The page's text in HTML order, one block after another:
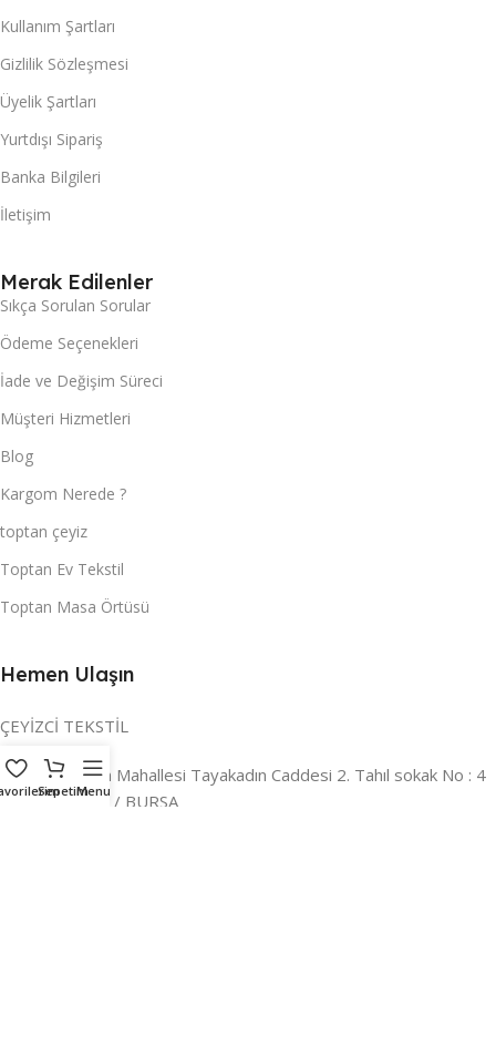
Kullanım Şartları
Gizlilik Sözleşmesi
Üyelik Şartları
Yurtdışı Sipariş
Banka Bilgileri
İletişim
Merak Edilenler
Sıkça Sorulan Sorular
Ödeme Seçenekleri
İade ve Değişim Süreci
Müşteri Hizmetleri
Blog
Kargom Nerede ?
toptan çeyiz
Toptan Ev Tekstil
Toptan Masa Örtüsü
Hemen Ulaşın
ÇEYİZCİ TEKSTİL
Adres:Reyhan Mahallesi Tayakadın Caddesi 2. Tahıl sokak No : 4
/ a Osmangazi / BURSA
SepetimMenu